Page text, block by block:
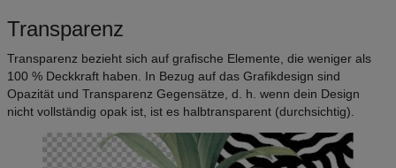
Transparenz
Transparenz bezieht sich auf grafische Elemente, die weniger als
100 % Deckkraft haben. In Bezug auf das Grafikdesign sind
Opazität und Transparenz Gegensätze, d. h. wenn dein Design
nicht vollständig opak ist, ist es halbtransparent (durchsichtig).